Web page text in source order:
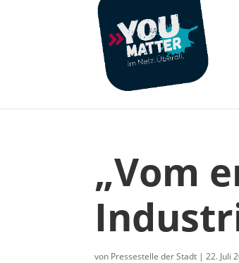
„Vom
von Pressestelle der Stadt |22. Juli